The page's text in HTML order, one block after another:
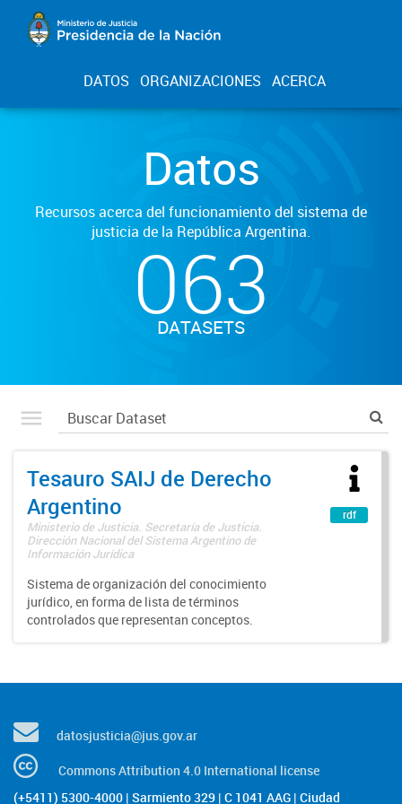
DATOS ORGANIZACIONES ACERCA
Datos
Recursos acerca del funcionamiento del sistema de
justicia de la República Argentina.
063
DATASETS
Tesauro SAIJ de Derecho
Argentino
Ministerio de Justicia. Secretaría de Justicia.
Dirección Nacional del Sistema Argentino de
Información Jurídica
Sistema de organización del conocimiento
jurídico, en forma de lista de términos
controlados que representan conceptos.
rdf
datosjusticia@jus.gov.ar
Commons Attribution 4.0 International license
(+5411) 5300-4000 | Sarmiento 329 | C 1041 AAG | Ciudad